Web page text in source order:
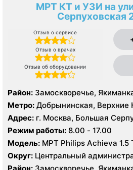
МРТ КТ и УЗИ на
Серпуховская
Отзыв о сервисе
Отзыв о врачах
Отзыв об оборудовании
Район: Замоскворечье,
Донской
Метро: Добрынинская, Верхние
Ленинский проспект,
Павелецкая, Полянка,
Тульская, Шаболовская
Адрес: г. Москва, Большая
Режим работы: 8.00 - 17.00
Модель: МРТ Philips Achieva 1.5 T, КТ Philips Ingenuity
Elite 128 срезов, УЗИ Philips
Округ: Центральный
Район: Замоскворечье,